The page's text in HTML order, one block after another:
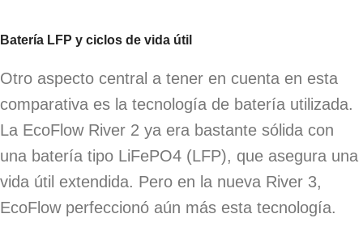
Batería LFP y ciclos de vida útil
Otro aspecto central a tener en cuenta en esta
comparativa es la tecnología de batería utilizada.
La EcoFlow River 2 ya era bastante sólida con
una batería tipo LiFePO4 (LFP), que asegura una
vida útil extendida. Pero en la nueva River 3,
EcoFlow perfeccionó aún más esta tecnología.